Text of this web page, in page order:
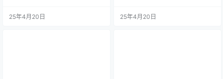
25年4月20日 25年4月20日